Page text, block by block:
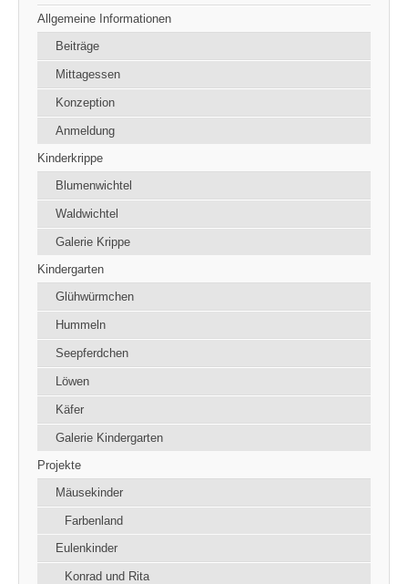
Allgemeine Informationen
Beiträge
Mittagessen
Konzeption
Anmeldung
Kinderkrippe
Blumenwichtel
Waldwichtel
Galerie Krippe
Kindergarten
Glühwürmchen
Hummeln
Seepferdchen
Löwen
Käfer
Galerie Kindergarten
Projekte
Mäusekinder
Farbenland
Eulenkinder
Konrad und Rita